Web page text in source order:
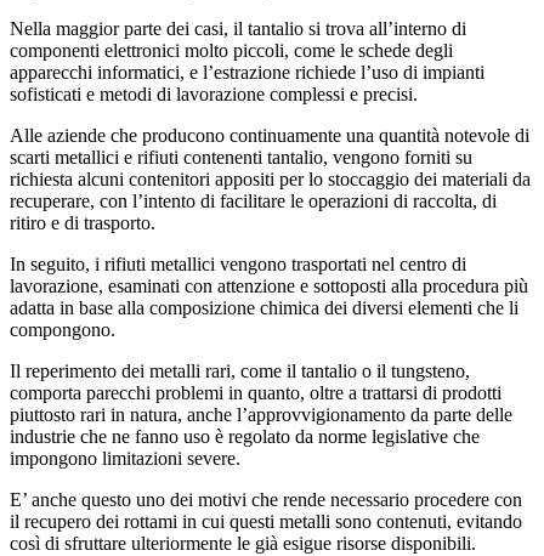
Nella maggior parte dei casi, il tantalio si trova all’interno di
componenti elettronici molto piccoli, come le schede degli
apparecchi informatici, e l’estrazione richiede l’uso di impianti
sofisticati e metodi di lavorazione complessi e precisi.
Alle aziende che producono continuamente una quantità notevole di
scarti metallici e rifiuti contenenti tantalio, vengono forniti su
richiesta alcuni contenitori appositi per lo stoccaggio dei materiali da
recuperare, con l’intento di facilitare le operazioni di raccolta, di
ritiro e di trasporto.
In seguito, i rifiuti metallici vengono trasportati nel centro di
lavorazione, esaminati con attenzione e sottoposti alla procedura più
adatta in base alla composizione chimica dei diversi elementi che li
compongono.
Il reperimento dei metalli rari, come il tantalio o il tungsteno,
comporta parecchi problemi in quanto, oltre a trattarsi di prodotti
piuttosto rari in natura, anche l’approvvigionamento da parte delle
industrie che ne fanno uso è regolato da norme legislative che
impongono limitazioni severe.
E’ anche questo uno dei motivi che rende necessario procedere con
il recupero dei rottami in cui questi metalli sono contenuti, evitando
così di sfruttare ulteriormente le già esigue risorse disponibili.